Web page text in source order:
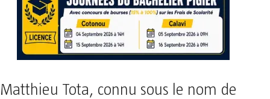
Matthieu Tota, connu sous le nom de